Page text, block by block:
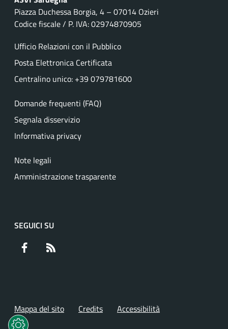
Piazza Duchessa Borgia, 4 – 07014 Ozieri
Codice fiscale / P. IVA: 02974870905
Ufficio Relazioni con il Pubblico
Posta Elettronica Certificata
Centralino unico: +39 079781600
Domande frequenti (FAQ)
Segnala disservizio
Informativa privacy
Note legali
Amministrazione trasparente
SEGUICI SU
Facebook
Mappa del sito Credits Accessibilità